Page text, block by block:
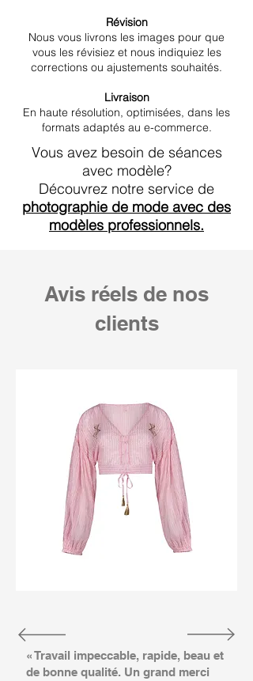
Révision
Nous vous livrons les images pour que
vous les révisiez et nous indiquiez les
corrections ou ajustements souhaités.
Livraison
En haute résolution, optimisées, dans les
formats adaptés au e-commerce.
Vous avez besoin de séances
avec modèle?
Découvrez notre service de
photographie de mode avec des
modèles professionnels.
Avis réels de nos
clients
« Travail impeccable, rapide, beau et
de bonne qualité. Un grand merci